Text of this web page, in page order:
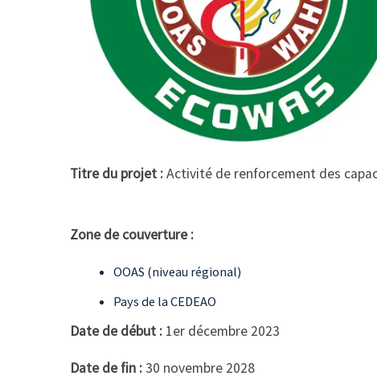
Titre du projet :Activité de renforcement des
Zone de couverture :
OOAS (niveau régional)
Pays de la CEDEAO
Date de début : 1er décembre 2023
Date de fin :30 novembre 2028